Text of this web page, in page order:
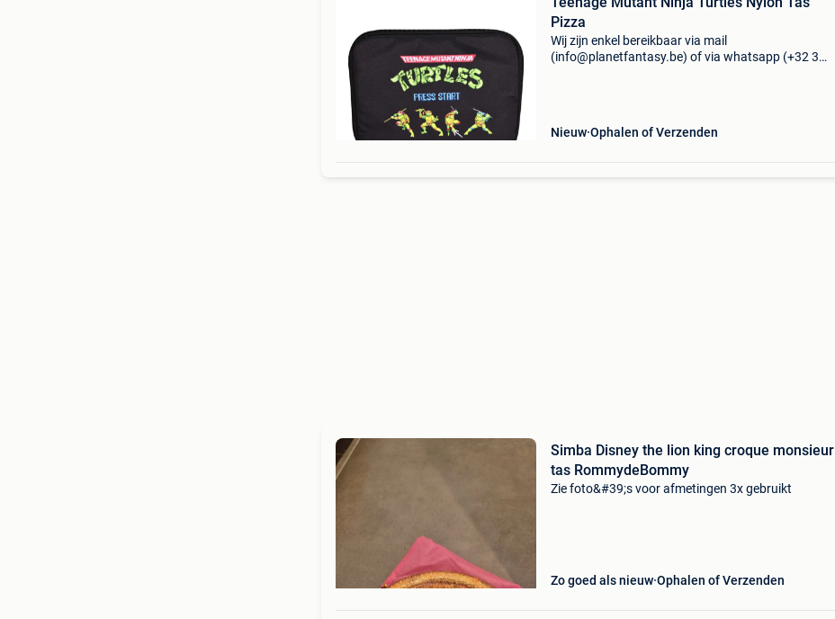
Pizza
Wij zijn enkel bereikbaar via mail
(info@planetfantasy.be) of via whatsapp (+32 3
Nieuw Ophalen of Verzenden
Simba Disney the lion king croque monsieur
tas RommydeBommy
Zie foto&#39;s voor afmetingen 3x gebruikt
Zo goed als nieuw Ophalen of Verzenden